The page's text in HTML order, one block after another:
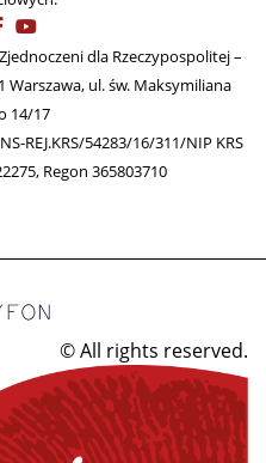
dla Rzeczypospolitej –
Warszawa, ul. św. Maksymiliana
14/17
REJ.KRS/54283/16/311/NIP KRS
Regon 365803710
© All rights reserved.